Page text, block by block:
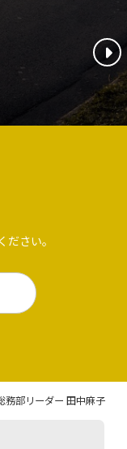
さい。
部リーダー 田中麻子